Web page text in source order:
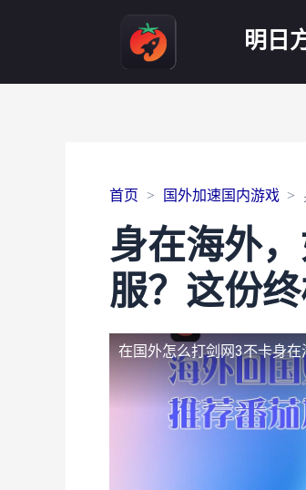
明日
首页 国外加速国内游戏
身在海外
服？这份
在国外怎么打剑网3不卡身在